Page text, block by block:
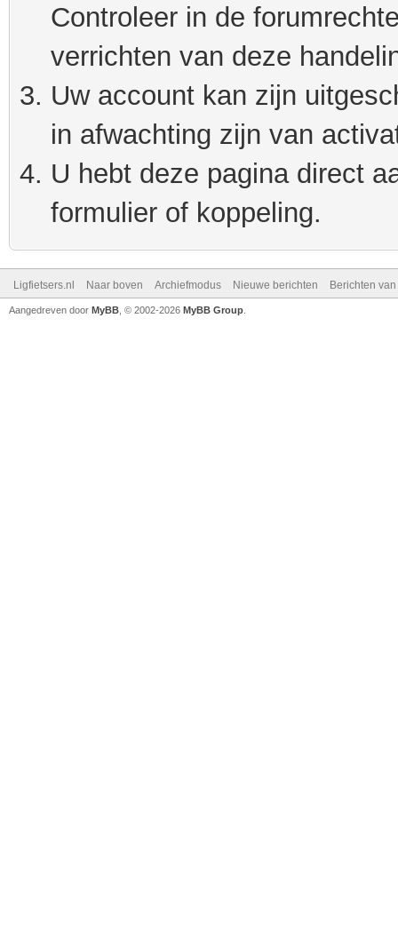
Controleer in de
verrichten van deze
Uw account kan zijn
in afwachting zijn van
U hebt deze pagina direct
formulier of koppeling.
Ligfietsers.nl Naar boven Archiefmodus Nieuwe berichten Berichten
Aangedreven door MyBB , © 2002-2026 MyBB Group